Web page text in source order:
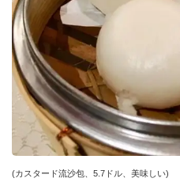
(カスタード流沙包、5.7ドル、美味しい)